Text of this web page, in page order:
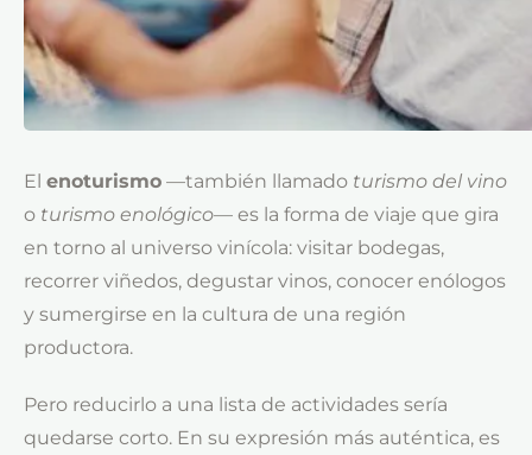
El enoturismo —también llamado turismo del vino
o turismo enológico— es la forma de viaje que gira
en torno al universo vinícola: visitar bodegas,
recorrer viñedos, degustar vinos, conocer enólogos
y sumergirse en la cultura de una región
productora.
Pero reducirlo a una lista de actividades sería
quedarse corto. En su expresión más auténtica, es